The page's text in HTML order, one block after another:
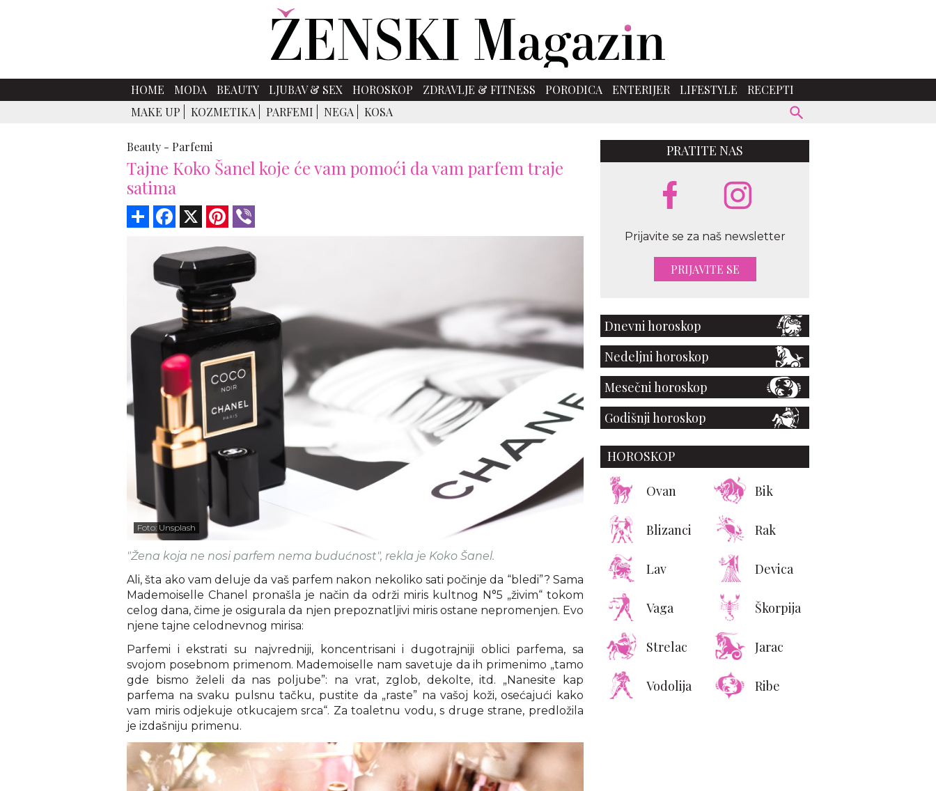
HOME MODA BEAUTY LJUBAV & SEX HOROSKOP ZDRAVLJE & FITNESS PORODICA ENTERIJER LIFESTYLE
RECEPTI
MAKE UP
KOZMETIKA PARFEMI NEGA KOSA
Beauty - Parfemi
Tajne Koko Šanel koje će vam pomoći da vam parfem traje
satima
Share Facebook Pinterest
Foto: Unsplash
"Žena koja ne nosi parfem nema budućnost", rekla je Koko Šanel.
Ali, šta ako vam deluje da vaš parfem nakon nekoliko sati počinje da “bledi”? Sama
Mademoiselle Chanel pronašla je način da održi miris kultnog N°5 „živim“ tokom
celog dana, čime je osigurala da njen prepoznatljivi miris ostane nepromenjen. Evo
njene tajne celodnevnog mirisa:
Parfemi i ekstrati su najvredniji, koncentrisani i dugotrajniji oblici parfema, sa
svojom posebnom primenom. Mademoiselle nam savetuje da ih primenimo „tamo
gde bismo želeli da nas poljube”: na vrat, zglob, dekolte, itd. „Nanesite kap
parfema na svaku pulsnu tačku, pustite da „raste” na vašoj koži, osećajući kako
vam miris odjekuje otkucajem srca“. Za toaletnu vodu, s druge strane, predložila
je izdašniju primenu.
PRATITE NAS
Prijavite se za naš newsletter
PRIJAVITE SE
Dnevni horoskop
Nedeljni horoskop
Mesečni horoskop
Godišnji horoskop
HOROSKOP
Ovan Bik
Blizanci Rak
Lav Devica
Vaga Škorpija
Strelac Jarac
Vodolija Ribe